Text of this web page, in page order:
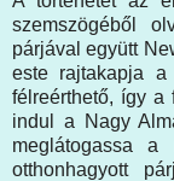
szemszögéből
párjával együtt
este rajtakapja
félreérthető, így a
indul a Nagy
meglátogassa
otthonhagyott